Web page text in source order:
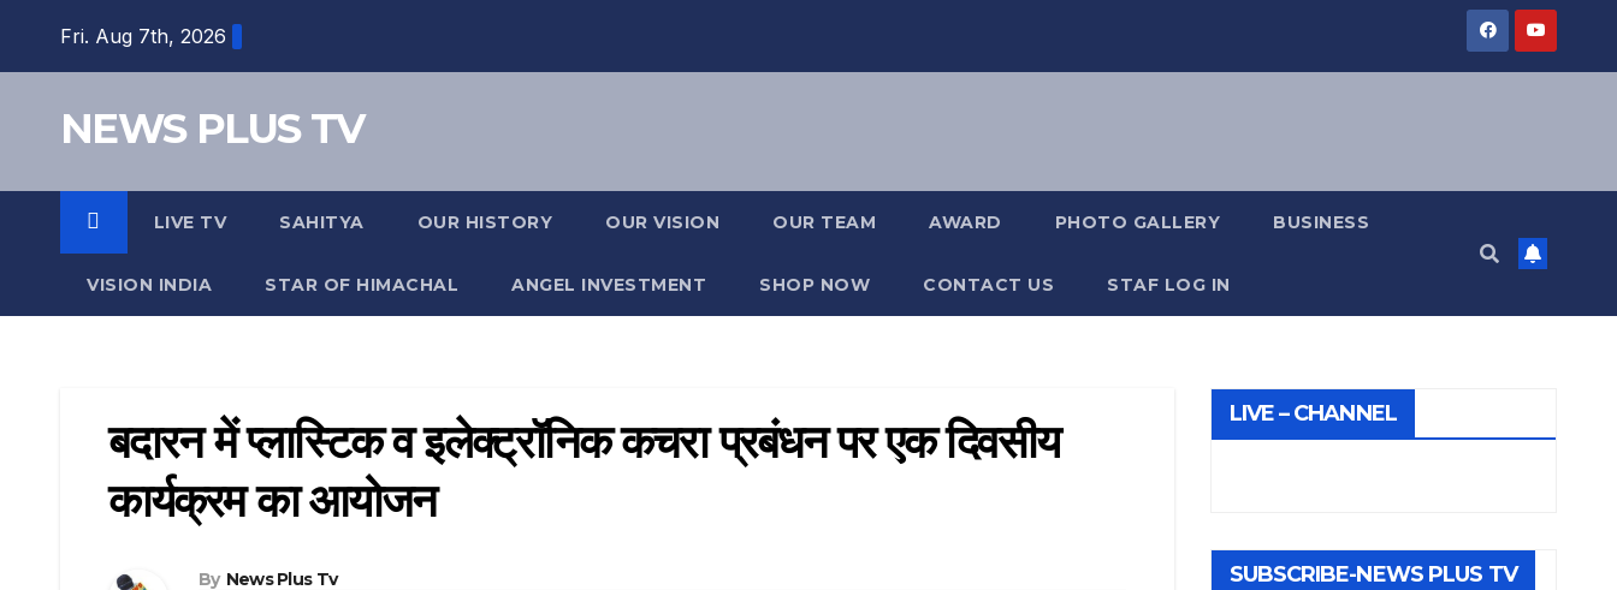
Fri. Aug 7th, 2026
NEWS PLUS TV
LIVE TV SAHITYA OUR HISTORY OUR VISION OUR TEAM AWARD PHOTO GALLERY BUSINESS
VISION INDIA STAR OF HIMACHAL ANGEL INVESTMENT SHOP NOW CONTACT US STAF LOG IN
बदारन में प्लास्टिक व इलेक्ट्रॉनिक कचरा प्रबंधन पर एक दिवसीय
कार्यक्रम का आयोजन
By News Plus Tv
LIVE – CHANNEL
SUBSCRIBE-NEWS PLUS TV